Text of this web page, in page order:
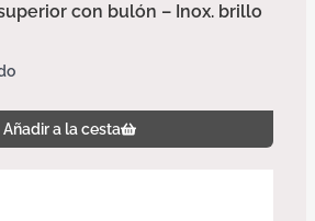
con bulón – Inox. brillo
Añadir a la cesta